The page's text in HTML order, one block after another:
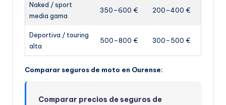
Naked / sport
media gama
350–600 € 200–400 €
Deportiva / touring
alta
500–800 € 300–500 €
Comparar seguros de moto en Ourense:
Comparar precios de seguros de